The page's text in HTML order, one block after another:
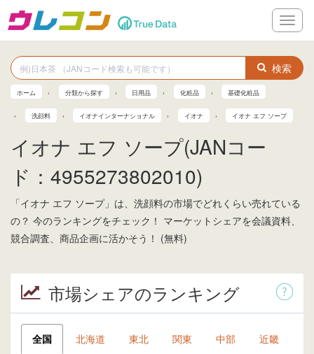
メ
ニ
ー
検索
ホーム 分類から探す 日用品 化粧品 基礎化粧品
洗顔料 イオナインターナショナル イオナ イオナ エフ ソープ
イオナ エフ ソープ(JANコー
ド：4955273802010)
「イオナ エフ ソープ」は、洗顔料の市場でどれくらい売れている
の？ 今のランキングをチェック！ マーケットシェアを会議資料、
競合調査、商品企画に活かそう！ (無料)
市場シェアのランキング
全国 北海道 東北 関東 中部 近畿